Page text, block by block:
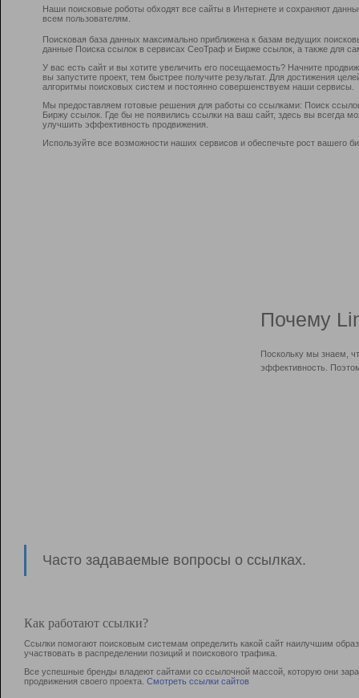
Наши поисковые роботы обходят все сайты в Интернете и сохраняют
всем пользователям.
Поисковая база данных максимально приближена к базам ведущих
данные Поиска ссылок в сервисах СеоТраф и Бирже ссылок, а также для
У вас есть сайт и вы хотите увеличить его посещаемость? Начните
вы запустите проект, тем быстрее получите результат. Для достижения
алгоритмы поисковых систем и постоянно совершенствуем наши сервисы.
Мы предоставляем готовые решения для работы со ссылками: Поиск
Биржу ссылок. Где бы не появились ссылки на ваш сайт, здесь вы всегда
улучшить эффективность продвижения.
Используйте все возможности наших сервисов и обеспечьте рост вашего
Почему
Поскольку мы знаем,
эффективность.
Часто задаваемые вопросы о ссылках.
Как работают ссылки?
Ссылки помогают поисковым системам определить какой сайт наилучшим
участвовать в раcпределении позиций и поискового трафика.
Все успешные бренды владеют сайтами со ссылочной массой, которую они
продвижения своего проекта. Смотреть ссылки сайтов